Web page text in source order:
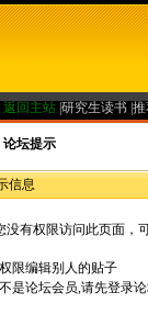
返回主站 研究生读书
论坛提示
信息
没有权限访问此页面，
限编辑别人的贴子
是论坛会员,请先登录